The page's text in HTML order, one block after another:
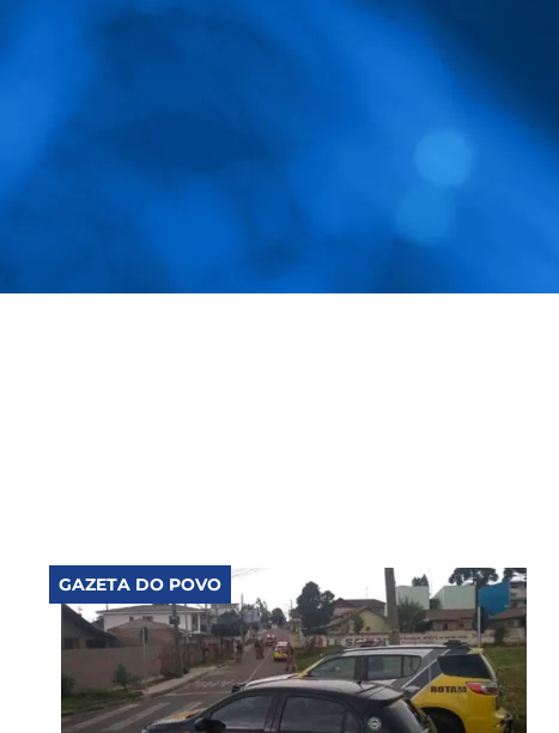
GAZETA DO POVO